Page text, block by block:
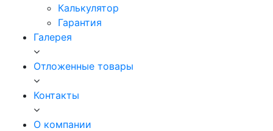
Калькулятор
Гарантия
Галерея
Отложенные товары
Контакты
О компании